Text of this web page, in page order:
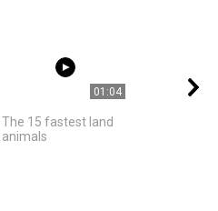
01:04
The 15 fastest land
animals